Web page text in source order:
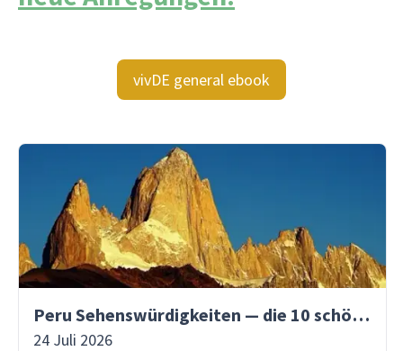
vivDE general ebook
Peru Sehenswürdigkeiten — die 10 schönsten Orte
24 Juli 2026